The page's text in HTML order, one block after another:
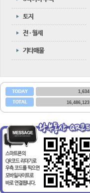
1,634
16,486,123